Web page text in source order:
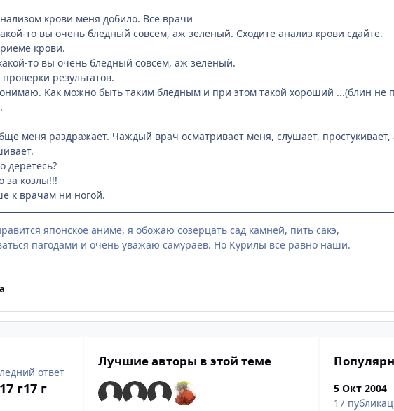
крови меня добило. Все врачи
то вы очень бледный совсем, аж зеленый. Сходите анализ крови сдайте.
крови.
то вы очень бледный совсем, аж зеленый.
результатов.
Как можно быть таким бледным и при этом такой хороший ...(блин не
меня раздражает. Чаждый врач осматривает меня, слушает,
деретесь?
за козлы!!!
к врачам ни ногой.
японское аниме, я обожаю созерцать сад камней, пить сакэ,
пагодами и очень уважаю самураев. Но Курилы все равно наши.
ответ
17 г17 г
Лучшие авторы в этой теме
5 Окт 2004
17